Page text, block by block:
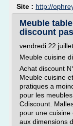
Site : http://
Meuble
discount
vendredi 22
Meuble cuisine
Achat discount
Meuble cuisine
pratiques a
pour les
Cdiscount.
pour une
aux dimensions